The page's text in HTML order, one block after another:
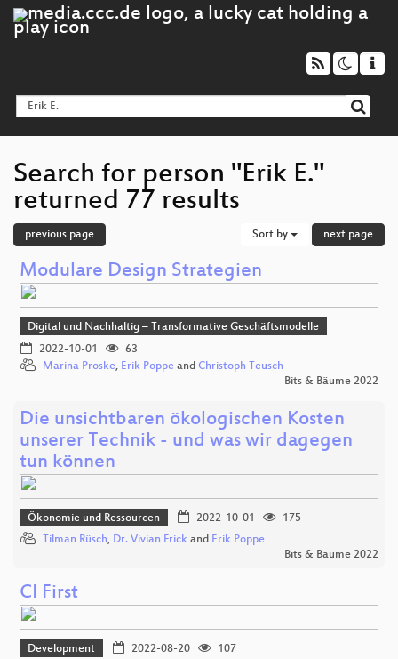
Search for person "Erik E."
returned 77 results
previous page Sort by next page
Modulare Design Strategien
Digital und Nachhaltig – Transformative Geschäftsmodelle
2022-10-01
63
Marina Proske, Erik Poppe and Christoph Teusch
Bits & Bäume 2022
Die unsichtbaren ökologischen Kosten
unserer Technik - und was wir dagegen
tun können
Ökonomie und Ressourcen 2022-10-01
175
Tilman Rüsch, Dr. Vivian Frick and Erik Poppe
Bits & Bäume 2022
CI First
Development 2022-08-20
107